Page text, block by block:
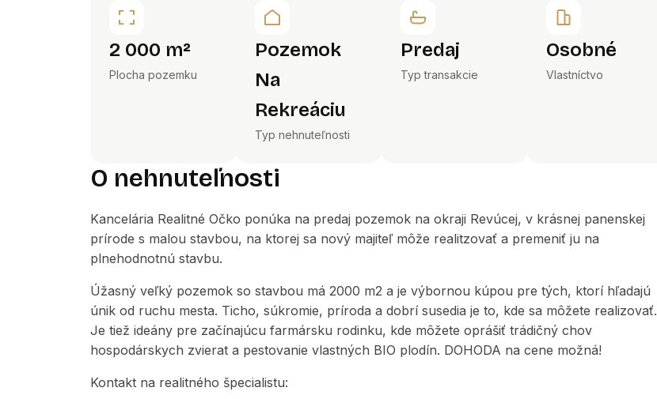
2 000 m²
Plocha pozemku
Pozemok
Na
Rekreáciu
Typ nehnuteľnosti
Predaj
Typ transakcie
Osobné
Vlastníctvo
O nehnuteľnosti
Kancelária Realitné Očko ponúka na predaj pozemok na okraji Revúcej, v krásnej panenskej
prírode s malou stavbou, na ktorej sa nový majiteľ môže realitzovať a premeniť ju na
plnehodnotnú stavbu.
Úžasný veľký pozemok so stavbou má 2000 m2 a je výbornou kúpou pre tých, ktorí hľadajú
únik od ruchu mesta. Ticho, súkromie, príroda a dobrí susedia je to, kde sa môžete realizovať.
Je tiež ideány pre začínajúcu farmársku rodinku, kde môžete oprášiť trádičný chov
hospodárskych zvierat a pestovanie vlastných BIO plodín. DOHODA na cene možná!
Kontakt na realitného špecialistu: